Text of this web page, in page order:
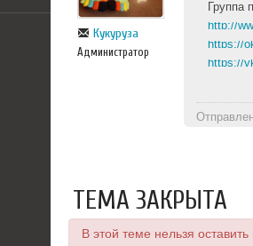
Кукуруза
Администратор
https://
https://
ТЕМА ЗАКРЫТА
В этой теме нельзя